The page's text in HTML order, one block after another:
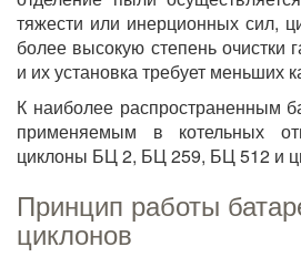
тяжести или инерционных сил,
более высокую степень очистки
и их установка требует меньших
К наиболее распространенным
применяемым в котельных
циклоны БЦ 2, БЦ 259, БЦ 512 и
Принцип работы
циклонов